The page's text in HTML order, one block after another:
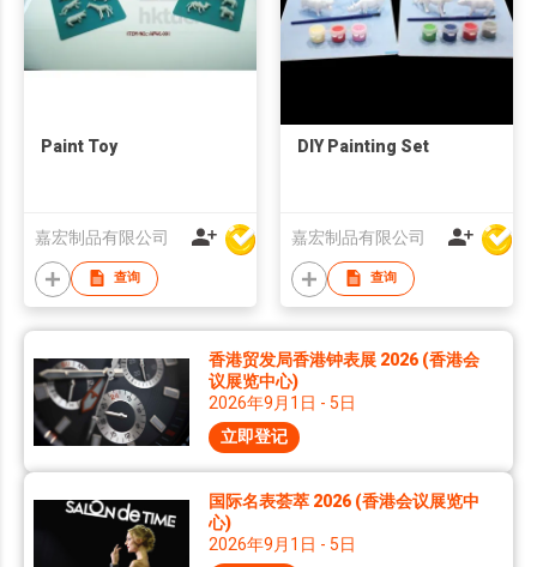
Paint Toy
嘉宏制品有限公司
查询
DIY Painting Set
嘉宏制品有限公司
查询
香港贸发局香港钟表展 2026 (香港会
议展览中心)
2026年9月1日 - 5日
立即登记
国际名表荟萃 2026 (香港会议展览中
心)
2026年9月1日 - 5日